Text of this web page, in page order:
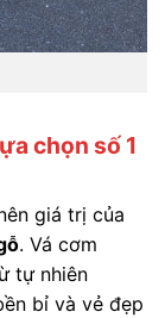
chọn số 1
giá trị của
. Vá cơm
tự nhiên
bỉ và vẻ đẹp